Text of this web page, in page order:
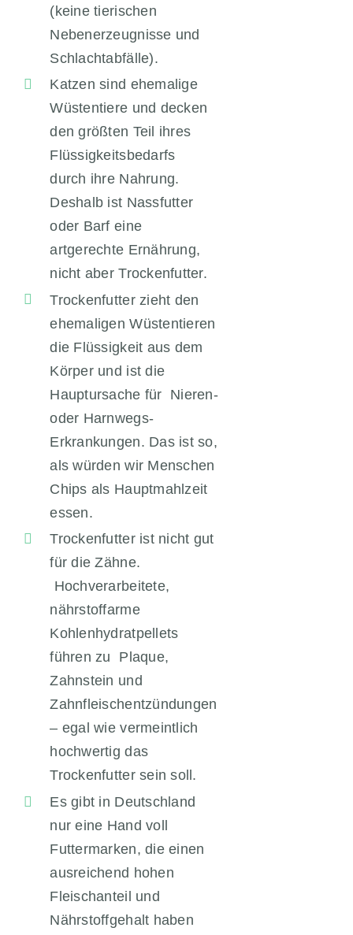
(keine tierischen
Nebenerzeugnisse und
Schlachtabfälle).
Katzen sind ehemalige
Wüstentiere und decken
den größten Teil ihres
Flüssigkeitsbedarfs
durch ihre Nahrung.
Deshalb ist Nassfutter
oder Barf eine
artgerechte Ernährung,
nicht aber Trockenfutter.
Trockenfutter zieht den
ehemaligen Wüstentieren
die Flüssigkeit aus dem
Körper und ist die
Hauptursache für Nieren-
oder Harnwegs-
Erkrankungen. Das ist so,
als würden wir Menschen
Chips als Hauptmahlzeit
essen.
Trockenfutter ist nicht gut
für die Zähne.
Hochverarbeitete,
nährstoffarme
Kohlenhydratpellets
führen zu Plaque,
Zahnstein und
Zahnfleischentzündungen
– egal wie vermeintlich
hochwertig das
Trockenfutter sein soll.
Es gibt in Deutschland
nur eine Hand voll
Futtermarken, die einen
ausreichend hohen
Fleischanteil und
Nährstoffgehalt haben